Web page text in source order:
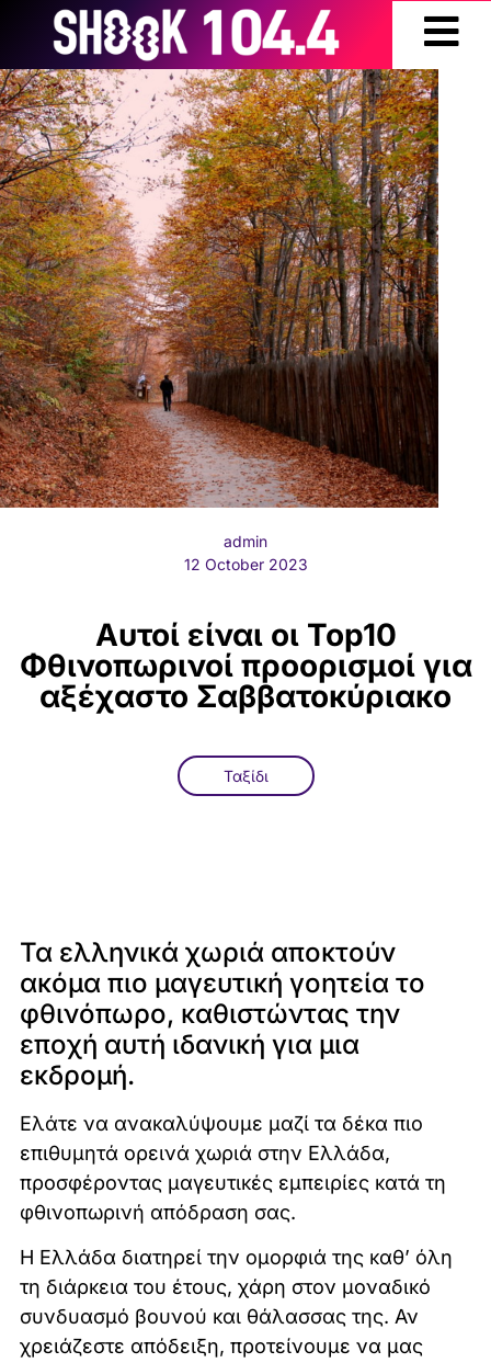
admin
12 October 2023
Αυτοί είναι οι Top10
Φθινοπωρινοί προορισμοί για
αξέχαστο Σαββατοκύριακο
Ταξίδι
Τα ελληνικά χωριά αποκτούν
ακόμα πιο μαγευτική γοητεία το
φθινόπωρο, καθιστώντας την
εποχή αυτή ιδανική για μια
εκδρομή.
Ελάτε να ανακαλύψουμε μαζί τα δέκα πιο
επιθυμητά ορεινά χωριά στην Ελλάδα,
προσφέροντας μαγευτικές εμπειρίες κατά τη
φθινοπωρινή απόδραση σας.
Η Ελλάδα διατηρεί την ομορφιά της καθ’ όλη
τη διάρκεια του έτους, χάρη στον μοναδικό
συνδυασμό βουνού και θάλασσας της. Αν
χρειάζεστε απόδειξη, προτείνουμε να μας